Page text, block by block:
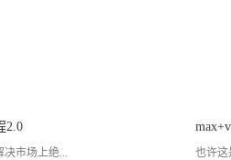
2.0
决市场上绝... 也许这